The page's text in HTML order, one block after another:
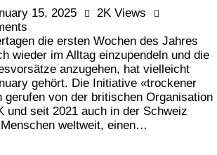
15, 2025 2K Views
die ersten Wochen des Jahres
wieder im Alltag einzupendeln und die
anzugehen, hat vielleicht
gehört. Die Initiative «trockener
gerufen von der britischen Organisation
und seit 2021 auch in der Schweiz
weltweit, einen…